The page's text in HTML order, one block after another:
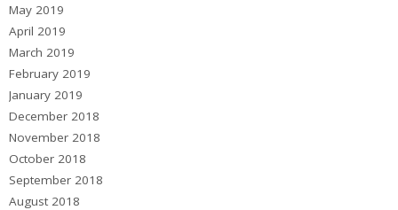
May 2019
April 2019
March 2019
February 2019
January 2019
December 2018
November 2018
October 2018
September 2018
August 2018